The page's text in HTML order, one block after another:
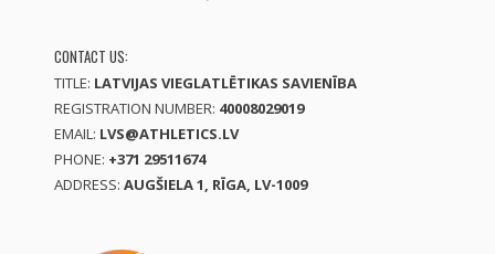
CONTACT US:
TITLE: LATVIJAS VIEGLATLĒTIKAS SAVIENĪBA
REGISTRATION NUMBER: 40008029019
EMAIL: LVS@ATHLETICS.LV
PHONE: +371 29511674
ADDRESS: AUGŠIELA 1, RĪGA, LV-1009